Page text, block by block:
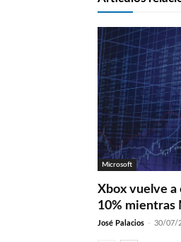
Microsoft
Xbox vuelve a
10% mientras
José Palacios - 30/07/